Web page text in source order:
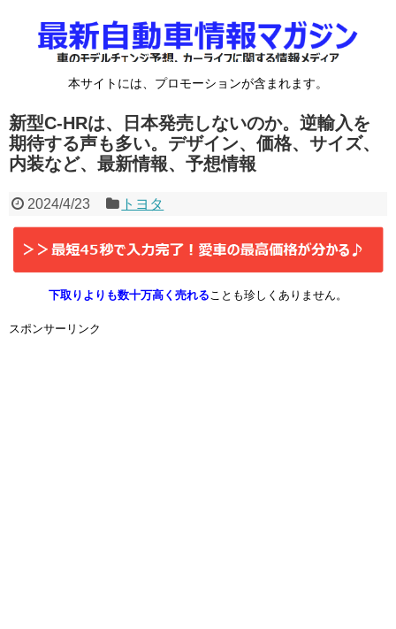
本サイトには、プロモーションが含まれます。
新型C-HRは、日本発売しないのか。逆輸入を
期待する声も多い。デザイン、価格、サイズ、
内装など、最新情報、予想情報
2024/4/23 トヨタ
下取りよりも数十万高く売れることも珍しくありません。
スポンサーリンク